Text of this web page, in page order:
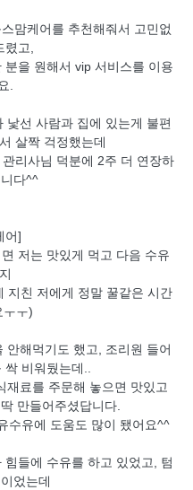
맘케어를 추천해줘서 고민없
렸고,
을 원해서 vip 서비스를 이용
.
낯선 사람과 집에 있는게 불편
살짝 걱정했는데
리사님 덕분에 2주 더 연장하
다^^
어]
저는 맛있게 먹고 다음 수유
지친 저에게 정말 꿀같은 시간
ㅜㅜ)
안해먹기도 했고, 조리원 들어
싹 비워뒀는데..
재료를 주문해 놓으면 맛있고
만들어주셨답니다.
수유에 도움도 많이 됐어요^^
들에 수유를 하고 있었고, 텀
었는데